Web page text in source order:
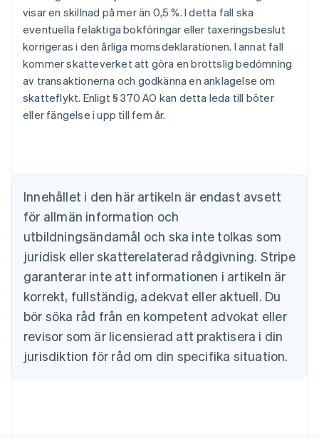
visar en skillnad på mer än 0,5 %. I detta fall ska
eventuella felaktiga bokföringar eller taxeringsbeslut
korrigeras i den årliga momsdeklarationen. I annat fall
kommer skatteverket att göra en brottslig bedömning
av transaktionerna och godkänna en anklagelse om
skatteflykt. Enligt § 370 AO kan detta leda till böter
eller fängelse i upp till fem år.
Innehållet i den här artikeln är endast avsett
för allmän information och
utbildningsändamål och ska inte tolkas som
juridisk eller skatterelaterad rådgivning. Stripe
garanterar inte att informationen i artikeln är
korrekt, fullständig, adekvat eller aktuell. Du
bör söka råd från en kompetent advokat eller
revisor som är licensierad att praktisera i din
jurisdiktion för råd om din specifika situation.
Australien
English
Belgien
Bulgarien
Cypern
English
English
Estland
English
Fastlandskina
简体中文English
Finland
Frankrike
FrançaisEnglish